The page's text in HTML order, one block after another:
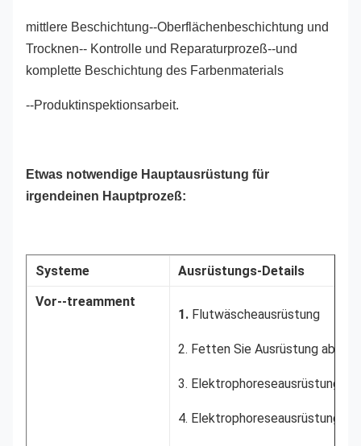
mittlere Beschichtung--Oberflächenbeschichtung und
Trocknen-- Kontrolle und Reparaturprozeß--und
komplette Beschichtung des Farbenmaterials
--Produktinspektionsarbeit.
Etwas notwendige Hauptausrüstung für
irgendeinen Hauptprozeß:
Systeme
Ausrüstungs-Details
Vor--treamment
1. Flutwäscheausrüstung
2. Fetten Sie Ausrüstung ab
3. Elektrophoreseausrüstung
4. Elektrophoreseausrüstung